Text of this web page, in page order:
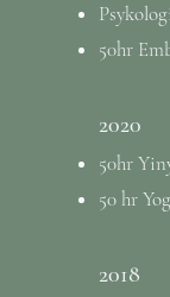
50hr
2020
50hr
50 hr
2018